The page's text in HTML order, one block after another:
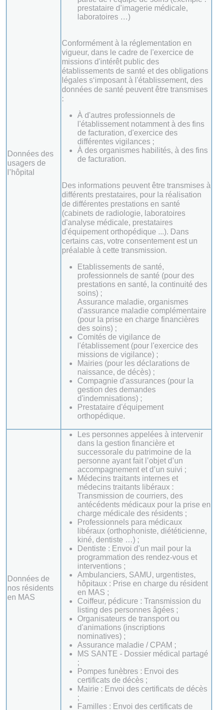
Données des
usagers de
l’hôpital
prestataire d’imagerie médicale,
laboratoires …)
Conformément à la réglementation en
vigueur, dans le cadre de l'exercice de
missions d'intérêt public des
établissements de santé et des obligations
légales s‘imposant à l'établissement, des
données de santé peuvent être transmises
:
À d'autres professionnels de
l'établissement notamment à des fins
de facturation, d'exercice des
différentes vigilances ;
À des organismes habilités, à des fins
de facturation.
Des informations peuvent être transmises à
différents prestataires, pour la réalisation
de différentes prestations en santé
(cabinets de radiologie, laboratoires
d'analyse médicale, prestataires
d'équipement orthopédique ...). Dans
certains cas, votre consentement est un
préalable à cette transmission.
Etablissements de santé,
professionnels de santé (pour des
prestations en santé, la continuité des
soins) ;
Assurance maladie, organismes
d'assurance maladie complémentaire
(pour la prise en charge financières
des soins) ;
Comités de vigilance de
l'établissement (pour l'exercice des
missions de vigilance) ;
Mairies (pour les déclarations de
naissance, de décès) ;
Compagnie d'assurances (pour la
gestion des demandes
d'indemnisations) ;
Prestataire d'équipement
orthopédique.
Données de
nos résidents
en MAS
Les personnes appelées à intervenir
dans la gestion financière et
successorale du patrimoine de la
personne ayant fait l’objet d’un
accompagnement et d’un suivi ;
Médecins traitants internes et
médecins traitants libéraux :
Transmission de courriers, des
antécédents médicaux pour la prise en
charge médicale des résidents ;
Professionnels para médicaux
libéraux (orthophoniste, diététicienne,
kiné, dentiste …) ;
Dentiste : Envoi d’un mail pour la
programmation des rendez-vous et
interventions ;
Ambulanciers, SAMU, urgentistes,
hôpitaux : Prise en charge du résident
en MAS ;
Coiffeur, pédicure : Transmission du
listing des personnes âgées ;
Organisateurs de transport ou
d'animations (inscriptions
nominatives) ;
Assurance maladie / CPAM ;
MS SANTE - Dossier médical partagé
;
Pompes funèbres : Envoi des
certificats de décès ;
Mairie : Envoi des certificats de décès
;
Familles : Envoi des certificats de